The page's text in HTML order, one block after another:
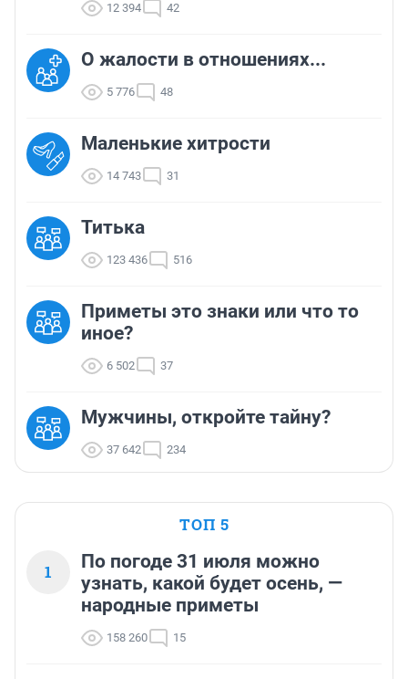
12 394 42
О жалости в отношениях...
5 776 48
Маленькие хитрости
14 743 31
Титька
123 436 516
Приметы это знаки или что то
иное?
6 502 37
Мужчины, откройте тайну?
37 642 234
ТОП 5
1
По погоде 31 июля можно
узнать, какой будет осень, —
народные приметы
158 260 15